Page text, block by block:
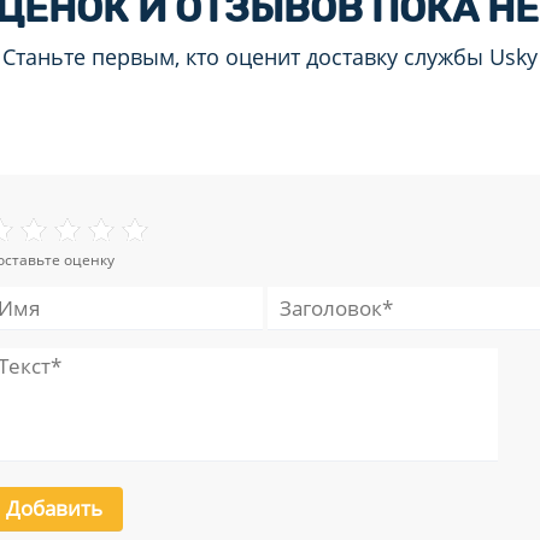
Станьте первым, кто оценит доставку службы Usky
оценку